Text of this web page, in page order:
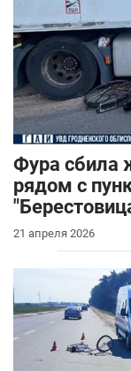
Фура сбила
рядом с
21 апреля 2026